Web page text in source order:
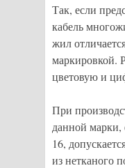
Так, если
кабель
жил
маркировкой.
цветовую и
При
данной марки,
16,
из нетканого